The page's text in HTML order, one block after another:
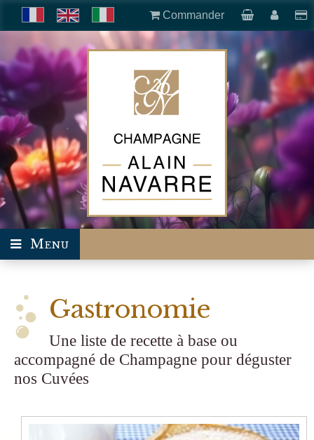
Menu
Gastronomie
Une liste de recette à base ou
accompagné de Champagne pour déguster
nos Cuvées
Commander